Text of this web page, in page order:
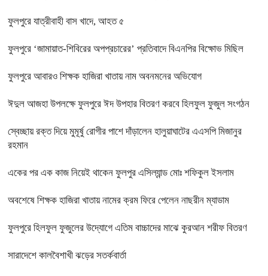
ফুলপুরে যাত্রীবাহী বাস খাদে, আহত ৫
ফুলপুরে ‘জামায়াত-শিবিরের অপপ্রচারের’ প্রতিবাদে বিএনপির বিক্ষোভ মিছিল
ফুলপুরে আবারও শিক্ষক হাজিরা খাতায় নাম অবনমনের অভিযোগ
ঈদুল আজহা উপলক্ষে ফুলপুরে ঈদ উপহার বিতরণ করবে হিলফুল ফুজুল সংগঠন
স্বেচ্ছায় রক্ত দিয়ে মুমূর্ষু রোগীর পাশে দাঁড়ালেন হালুয়াঘাটের এএসপি মিজানুর
রহমান
একের পর এক কাজ নিয়েই থাকেন ফুলপুর এসিল্যান্ড মোঃ শফিকুল ইসলাম
অবশেষে শিক্ষক হাজিরা খাতায় নামের ক্রম ফিরে পেলেন নাছরীন ম্যাডাম
ফুলপুরে হিলফুল ফুজুলের উদ্যোগে এতিম বাচ্চাদের মাঝে কুরআন শরীফ বিতরণ
সারাদেশে কালবৈশাখী ঝড়ের সতর্কবার্তা